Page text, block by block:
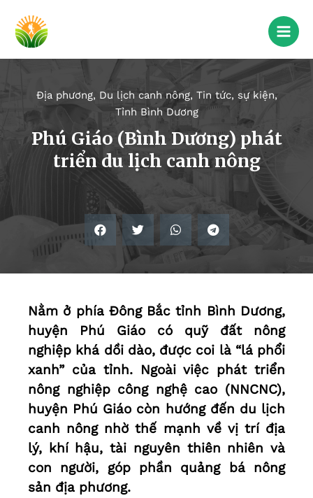
Địa phương, Du lịch canh nông, Tin tức, sự kiện,
Tỉnh Bình Dương
Phú Giáo (Bình Dương) phát
triển du lịch canh nông
Nằm ở phía Đông Bắc tỉnh Bình Dương,
huyện Phú Giáo có quỹ đất nông
nghiệp khá dồi dào, được coi là “lá phổi
xanh” của tỉnh. Ngoài việc phát triển
nông nghiệp công nghệ cao (NNCNC),
huyện Phú Giáo còn hướng đến du lịch
canh nông nhờ thế mạnh về vị trí địa
lý, khí hậu, tài nguyên thiên nhiên và
con người, góp phần quảng bá nông
sản địa phương.